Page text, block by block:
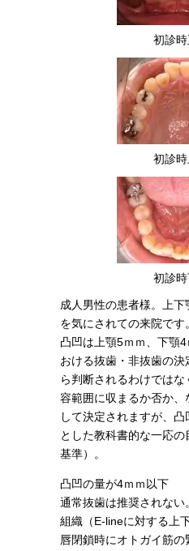
初診
初診
初診
成人男性の患者様。上下
を気にされての来院です。
凸凹は上顎5ｍｍ、下顎
おける抜歯・非抜歯の
ら判断されるわけでは
容範囲に収まるか否か
して決定されますが、
とした教科書的な一応
基準）。
凸凹の量が4ｍｍ以下
通常抜歯は推奨されな
組織（E-lineに対する上
唇閉鎖時にオトガイ筋